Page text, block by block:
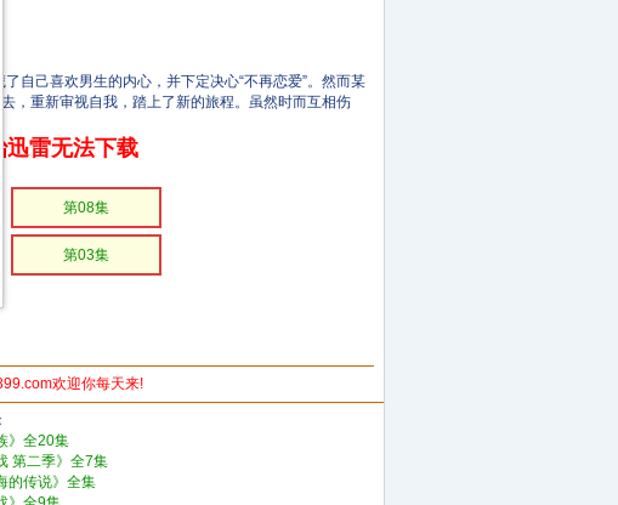
己喜欢男生的内心，并下定决心“不再恋爱”。然而某
，重新审视自我，踏上了新的旅程。虽然时而互相伤
迅雷无法下载
第08集
第03集
欢迎你每天来!
》全20集
第二季》全7集
的传说》全集